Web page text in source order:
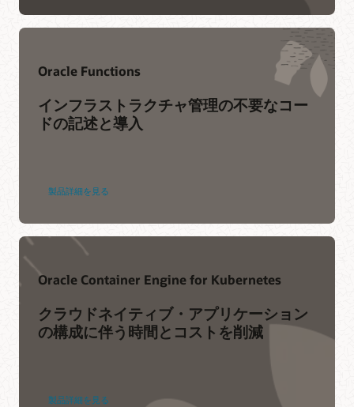
サービス・ヘルス・ダッシュボード
パートナー
Capgemini
Deloitte
DXC
パートナーを見つける
Oracle Functions
インフラストラクチャ管理の不要なコー
ドの記述と導入
製品詳細を見る
Oracle Container Engine for Kubernetes
クラウドネイティブ・アプリケーション
の構成に伴う時間とコストを削減
製品詳細を見る